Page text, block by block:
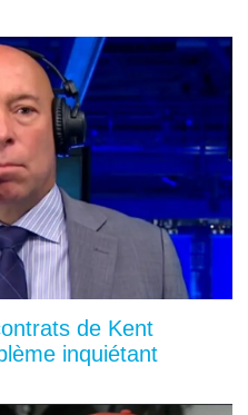
de Kent
inquiétant